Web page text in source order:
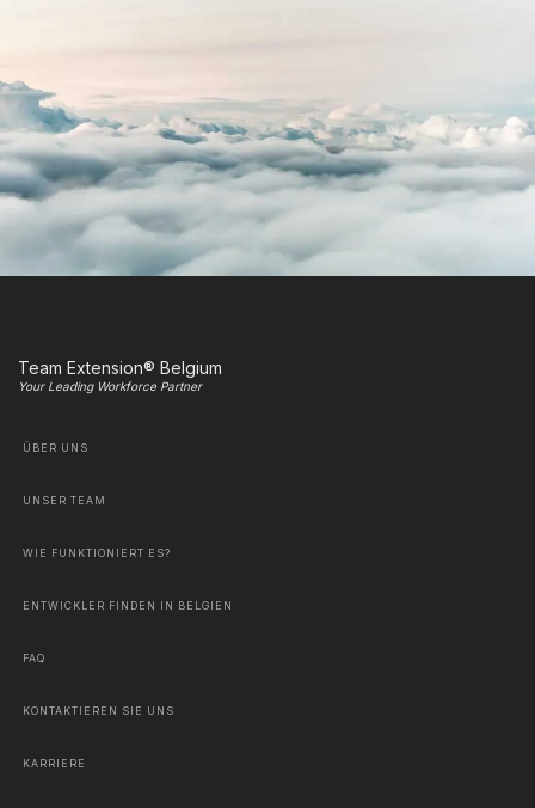
Team Extension® Belgium
Your Leading Workforce Partner
ÜBER UNS
UNSER TEAM
WIE FUNKTIONIERT ES?
ENTWICKLER FINDEN IN BELGIEN
FAQ
KONTAKTIEREN SIE UNS
KARRIERE